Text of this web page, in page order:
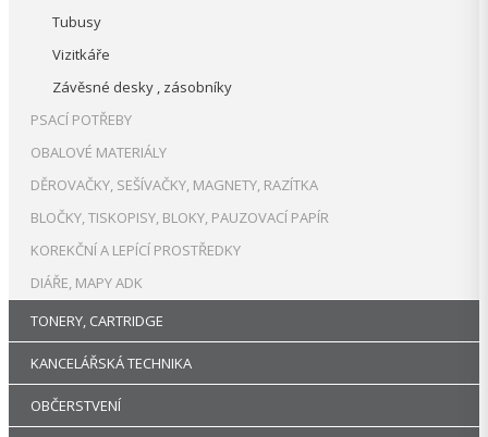
Tubusy
Vizitkáře
Závěsné desky , zásobníky
PSACÍ POTŘEBY
OBALOVÉ MATERIÁLY
DĚROVAČKY, SEŠÍVAČKY, MAGNETY, RAZÍTKA
BLOČKY, TISKOPISY, BLOKY, PAUZOVACÍ PAPÍR
KOREKČNÍ A LEPÍCÍ PROSTŘEDKY
DIÁŘE, MAPY ADK
TONERY, CARTRIDGE
KANCELÁŘSKÁ TECHNIKA
OBČERSTVENÍ